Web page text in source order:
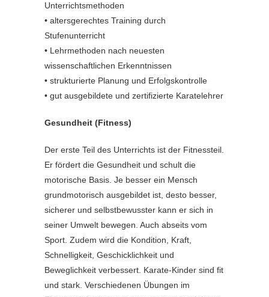
Unterrichtsmethoden
• altersgerechtes Training durch
Stufenunterricht
• Lehrmethoden nach neuesten
wissenschaftlichen Erkenntnissen
• strukturierte Planung und Erfolgskontrolle
• gut ausgebildete und zertifizierte Karatelehrer
Gesundheit (Fitness)
Der erste Teil des Unterrichts ist der Fitnessteil.
Er fördert die Gesundheit und schult die
motorische Basis. Je besser ein Mensch
grundmotorisch ausgebildet ist, desto besser,
sicherer und selbstbewusster kann er sich in
seiner Umwelt bewegen. Auch abseits vom
Sport. Zudem wird die Kondition, Kraft,
Schnelligkeit, Geschicklichkeit und
Beweglichkeit verbessert. Karate-Kinder sind fit
und stark. Verschiedenen Übungen im